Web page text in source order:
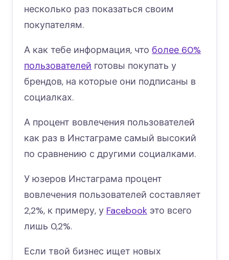
несколько раз показаться своим
покупателям.
А как тебе информация, что более 60%
пользователей готовы покупать у
брендов, на которые они подписаны в
социалках.
А процент вовлечения пользователей
как раз в Инстаграме самый высокий
по сравнению с другими социалками.
У юзеров Инстаграма процент
вовлечения пользователей составляет
2,2%, к примеру, у Facebook это всего
лишь 0,2%.
Если твой бизнес ищет новых